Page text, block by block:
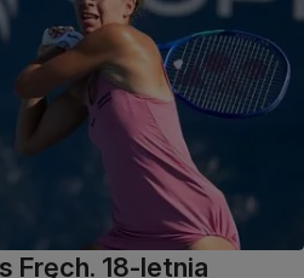
Fręch. 18-letnia